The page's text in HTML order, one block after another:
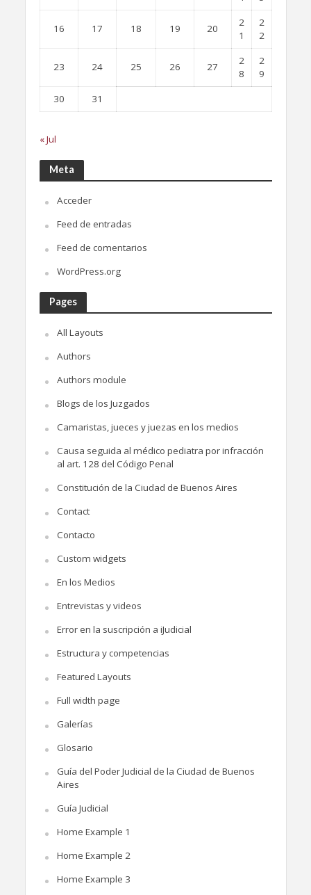
16 17 18 19 20
2
1
2
2
23 24 25 26 27
2
8
2
9
30
31
« Jul
Meta
Acceder
Feed de entradas
Feed de comentarios
WordPress.org
Pages
All Layouts
Authors
Authors module
Blogs de los Juzgados
Camaristas, jueces y juezas en los medios
Causa seguida al médico pediatra por infracción
al art. 128 del Código Penal
Constitución de la Ciudad de Buenos Aires
Contact
Contacto
Custom widgets
En los Medios
Entrevistas y videos
Error en la suscripción a iJudicial
Estructura y competencias
Featured Layouts
Full width page
Galerías
Glosario
Guía del Poder Judicial de la Ciudad de Buenos
Aires
Guía Judicial
Home Example 1
Home Example 2
Home Example 3